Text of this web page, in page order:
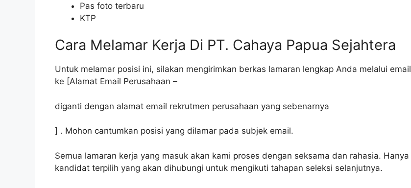
Pas foto terbaru
KTP
Cara Melamar Kerja Di PT. Cahaya Papua Sejahtera
Untuk melamar posisi ini, silakan mengirimkan berkas lamaran lengkap Anda melalui email
ke [Alamat Email Perusahaan –
diganti dengan alamat email rekrutmen perusahaan yang sebenarnya
] . Mohon cantumkan posisi yang dilamar pada subjek email.
Semua lamaran kerja yang masuk akan kami proses dengan seksama dan rahasia. Hanya
kandidat terpilih yang akan dihubungi untuk mengikuti tahapan seleksi selanjutnya.